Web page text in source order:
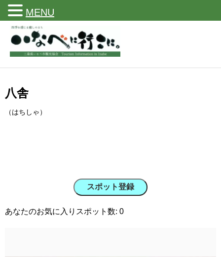
八舎
（はちしゃ）
スポット登録
あなたのお気に入りスポット数: 0
MENU